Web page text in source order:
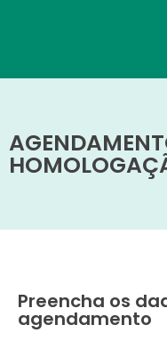
Preencha os
agendamento